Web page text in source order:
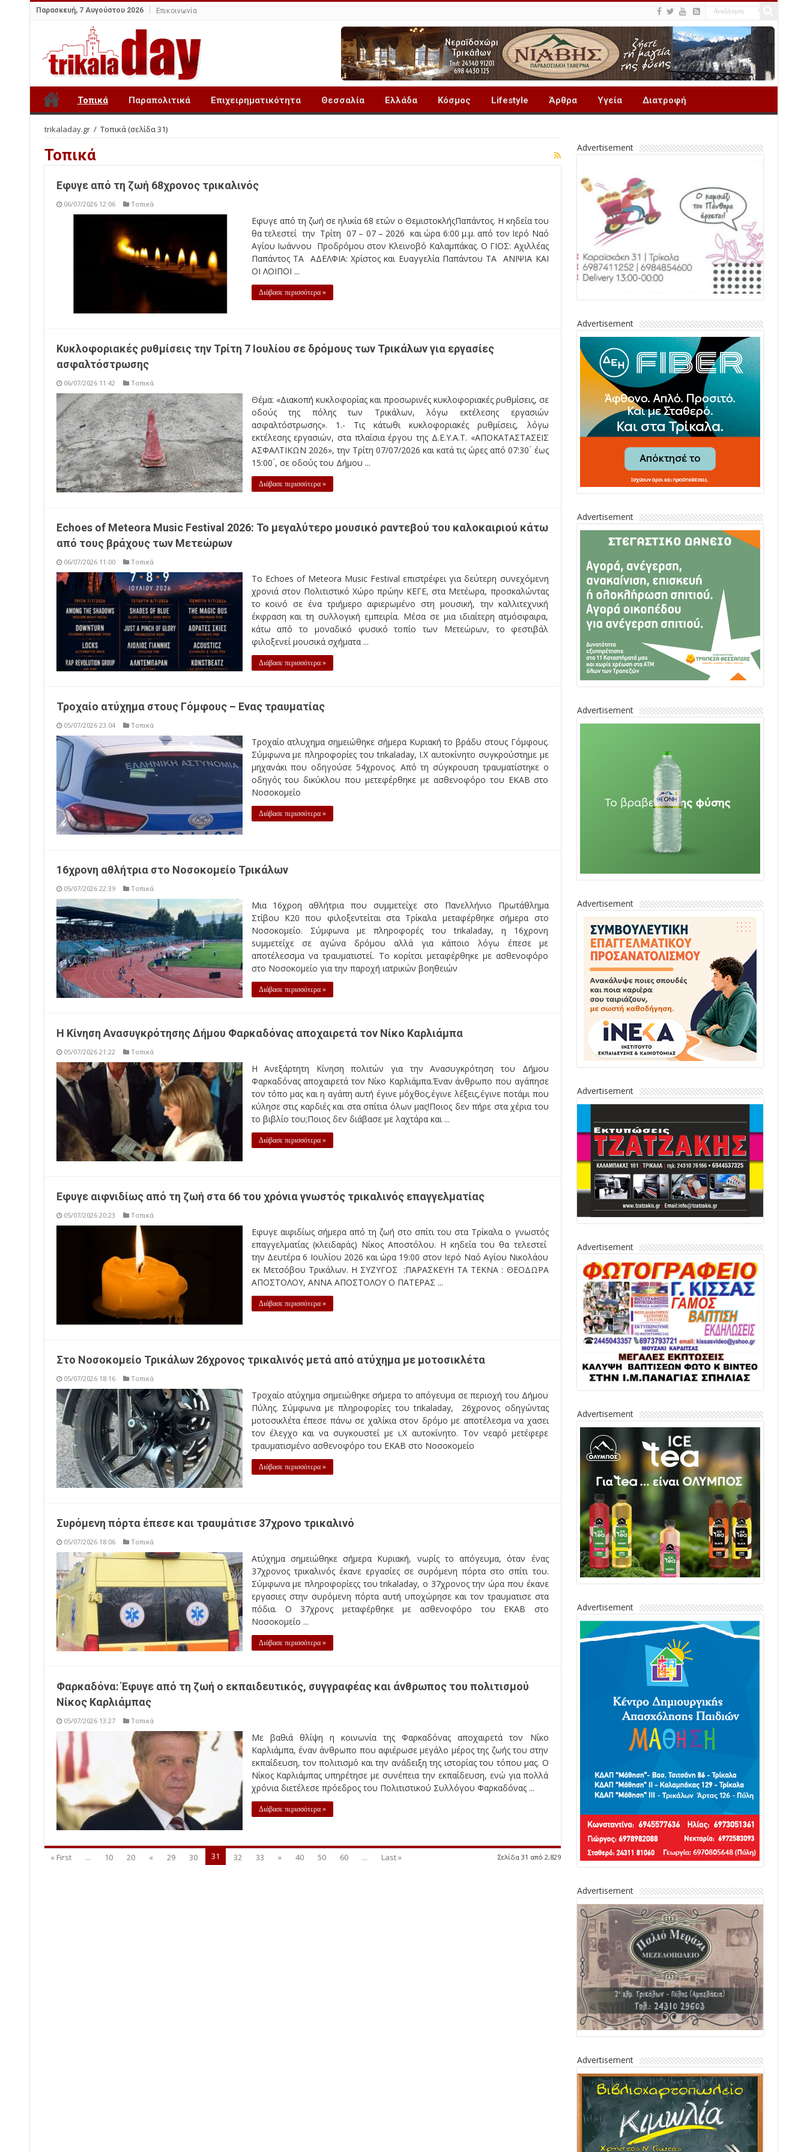
Παρασκευή, 7 Αυγούστου 2026 Επικοινωνία
Τοπικά Παραπολιτικά Επιχειρηματικότητα Θεσσαλία Ελλάδα Κόσμος Lifestyle Άρθρα Υγεία Διατροφή
trikaladay.gr / Τοπικά(σελίδα 31)
Τοπικά
Εφυγε από τη ζωή 68χρονος τρικαλινός
06/07/2026 12:06 Τοπικά
Εφυγε από τη ζωή σε ηλικία 68 ετών ο ΘεμιστοκλήςΠαπάντος. Η κηδεία του
θα τελεστεί την Τρίτη 07 – 07 – 2026 και ώρα 6:00 μ.μ. από τον Ιερό Ναό
Αγίου Ιωάννου Προδρόμου στον Κλεινοβό Καλαμπάκας. Ο ΓΙΟΣ: Αχιλλέας
Παπάντος ΤΑ ΑΔΕΛΦΙΑ: Χρίστος και Ευαγγελία Παπάντου ΤΑ ΑΝΙΨΙΑ ΚΑΙ
ΟΙ ΛΟΙΠΟΙ ...
Διάβασε περισσότερα »
Κυκλοφοριακές ρυθμίσεις την Τρίτη 7 Ιουλίου σε δρόμους των Τρικάλων για εργασίες
ασφαλτόστρωσης
06/07/2026 11:42 Τοπικά
Θέμα: «Διακοπή κυκλοφορίας και προσωρινές κυκλοφοριακές ρυθμίσεις, σε
οδούς της πόλης των Τρικάλων, λόγω εκτέλεσης εργασιών
ασφαλτόστρωσης». 1.- Τις κάτωθι κυκλοφοριακές ρυθμίσεις, λόγω
εκτέλεσης εργασιών, στα πλαίσια έργου της Δ.Ε.Υ.Α.Τ. «ΑΠΟΚΑΤΑΣΤΑΣΕΙΣ
ΑΣΦΑΛΤΙΚΩΝ 2026», την Τρίτη 07/07/2026 και κατά τις ώρες από 07:30 ́ έως
15:00 ́, σε οδούς του Δήμου ...
Διάβασε περισσότερα »
Echoes of Meteora Music Festival 2026: Το μεγαλύτερο μουσικό ραντεβού του καλοκαιριού κάτω
από τους βράχους των Μετεώρων
06/07/2026 11:00 Τοπικά
Το Echoes of Meteora Music Festival επιστρέφει για δεύτερη συνεχόμενη
χρονιά στον Πολιτιστικό Χώρο πρώην ΚΕΓΕ, στα Μετέωρα, προσκαλώντας
το κοινό σε ένα τριήμερο αφιερωμένο στη μουσική, την καλλιτεχνική
έκφραση και τη συλλογική εμπειρία. Μέσα σε μια ιδιαίτερη ατμόσφαιρα,
κάτω από το μοναδικό φυσικό τοπίο των Μετεώρων, το φεστιβάλ
φιλοξενεί μουσικά σχήματα ...
Διάβασε περισσότερα »
Τροχαίο ατύχημα στους Γόμφους – Ενας τραυματίας
05/07/2026 23:04 Τοπικά
Τροχαίο ατλυχημα σημειώθηκε σήμερα Κυριακή το βράδυ στους Γόμφους.
Σύμφωνα με πληροφορίες του trikaladay, Ι.Χ αυτοκίνητο συγκρούστημε με
μηχανάκι που οδηγούσε 54χρονος. Από τη σύγκρουση τραυματίστηκε ο
οδηγός του δικύκλου που μετεφέρθηκε με ασθενοφόρο του ΕΚΑΒ στο
Νοσοκομείο
Διάβασε περισσότερα »
16χρονη αθλήτρια στο Νοσοκομείο Τρικάλων
05/07/2026 22:39 Τοπικά
Μια 16χροη αθλήτρια που συμμετείχε στο Πανελλήνιο Πρωτάθλημα
Στίβου Κ20 που φιλοξεντείται στα Τρίκαλα μεταφέρθηκε σήμερα στο
Νοσοκομείο. Σύμφωνα με πληροφορές του trikaladay, η 16χρονη
sυμμετείχε σε αγώνα δρόμου αλλά για κάποιο λόγω έπεσε με
αποτέλεσσμα να τραυματιστεί. Το κορίτσι μεταφέρθηκε με ασθενοφόρο
στο Νοσοκομείο για την παροχή ιατρικών βοηθειών
Διάβασε περισσότερα »
Η Κίνηση Ανασυγκρότησης Δήμου Φαρκαδόνας αποχαιρετά τον Νίκο Καρλιάμπα
05/07/2026 21:22 Τοπικά
Η Ανεξάρτητη Κίνηση πολιτών για την Ανασυγκρότηση του Δήμου
Φαρκαδόνας αποχαιρετά τον Νίκο Καρλιάμπα.Έναν άνθρωπο που αγάπησε
τον τόπο μας και η αγάπη αυτή έγινε μόχθος,έγινε λέξεις,έγινε ποτάμι που
κύλησε στις καρδιές και στα σπίτια όλων μας!Ποιος δεν πήρε στα χέρια του
το βιβλίο του;Ποιος δεν διάβασε με λαχτάρα και ...
Διάβασε περισσότερα »
Εφυγε αιφνιδίως από τη ζωή στα 66 του χρόνια γνωστός τρικαλινός επαγγελματίας
05/07/2026 20:23 Τοπικά
Εφυγε αιφιδίως σήμερα από τη ζωή στο σπίτι του στα Τρίκαλα ο γνωστός
επαγγελματίας (κλειδαράς) Νίκος Αποστόλου. Η κηδεία του θα τελεστεί
την Δευτέρα 6 Ιουλίου 2026 και ώρα 19:00 στον Ιερό Ναό Αγίου Νικολάου
εκ Μετσόβου Τρικάλων. Η ΣΥΖΥΓΟΣ :ΠΑΡΑΣΚΕΥΗ ΤΑ ΤΕΚΝΑ : ΘΕΟΔΩΡΑ
ΑΠΟΣΤΟΛΟΥ, ΑΝΝΑ ΑΠΟΣΤΟΛΟΥ Ο ΠΑΤΕΡΑΣ ...
Διάβασε περισσότερα »
Στο Νοσοκομείο Τρικάλων 26χρονος τρικαλινός μετά από ατύχημα με μοτοσικλέτα
05/07/2026 18:16 Τοπικά
Τροχαίο ατύχημα σημειώθηκε σήμερα το απόγευμα σε περιοχή του Δήμου
Πύλης. Σύμφωνα με πληροφορίες του trikaladay, 26χρονος οδηγώντας
μοτοσικλέτα έπεσε πάνω σε χαλίκια στον δρόμο με αποτέλεσμα να χασει
τον έλεγχο και να συγκουστεί με ι.Χ αυτοκίνητο. Τον νεαρό μετέφερε
τραυματισμένο ασθενοφόρο του ΕΚΑΒ στο Νοσοκομείο
Διάβασε περισσότερα »
Συρόμενη πόρτα έπεσε και τραυμάτισε 37χρονο τρικαλινό
05/07/2026 18:06 Τοπικά
Ατύχημα σημειώθηκε σήμερα Κυριακή, νωρίς το απόγευμα, όταν ένας
37χρονος τρικαλινός έκανε εργασίες σε συρόμενη πόρτα στο σπίτι του.
Σύμφωνα με πληροφορίεςς του trikaladay, ο 37χρονος την ώρα που έκανε
εργασιες στην συρόμενη πόρτα αυτή υποχώρησε και τον τραυματισε στα
πόδια. Ο 37χρονς μεταφέρθηκε με ασθενοφόρο του ΕΚΑΒ στο
Νοσοκομείο ...
Διάβασε περισσότερα »
Φαρκαδόνα: Έφυγε από τη ζωή ο εκπαιδευτικός, συγγραφέας και άνθρωπος του πολιτισμού
Νίκος Καρλιάμπας
05/07/2026 13:27 Τοπικά
Με βαθιά θλίψη η κοινωνία της Φαρκαδόνας αποχαιρετά τον Νίκο
Καρλιάμπα, έναν άνθρωπο που αφιέρωσε μεγάλο μέρος της ζωής του στην
εκπαίδευση, τον πολιτισμό και την ανάδειξη της ιστορίας του τόπου μας. Ο
Νίκος Καρλιάμπας υπηρέτησε με συνέπεια την εκπαίδευση, ενώ για πολλά
χρόνια διετέλεσε πρόεδρος του Πολιτιστικού Συλλόγου Φαρκαδόνας ...
Διάβασε περισσότερα »
Σελίδα 31 από 2,829
« First ... 10 20 « 29 30 31 32 33 » 40 50 60 ... Last »
Advertisement
Advertisement
Advertisement
Advertisement
Advertisement
Advertisement
Advertisement
Advertisement
Advertisement
Advertisement
Advertisement